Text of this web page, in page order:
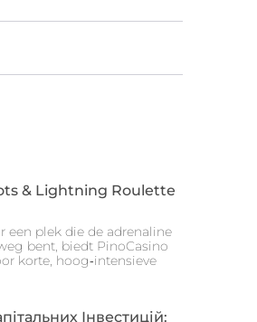
& Lightning Roulette
een plek die de adrenaline
bent, biedt PinoCasino
korte, hoog‑intensieve
Інвестицій: